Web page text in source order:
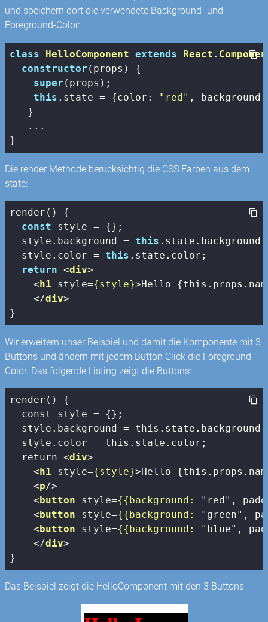
und speichern dort die verwendete Background- und
Foreground-Color:
class HelloComponent extends React .
constructor (props) {
super (props);
this .state = {color : "red" , background
   }
   ...
}
Die render Methode berücksichtig die CSS Farben aus dem
state:
render() {
const style = {};
  style.background =
this .state.background;
  style.color =
this .state.color;
return <div>
< h1 style={style}>Hello
</div>
}
Wir erweitern unser Beispiel und damit die Komponente mit 3
Buttons und ändern mit jedem Button Click die Foreground-
Color. Das folgende Listing zeigt die Buttons:
render() {
  const style = {};
  style.background = this.state.background;
  style.color = this.state.color;
  return
<div>
<h1 style={style}>Hello
<p/>
<button style={{background: " red",
<button style={{background: " green",
<button style={{background: " blue",
</div>
}
Das Beispiel zeigt die HelloComponent mit den 3 Buttons: